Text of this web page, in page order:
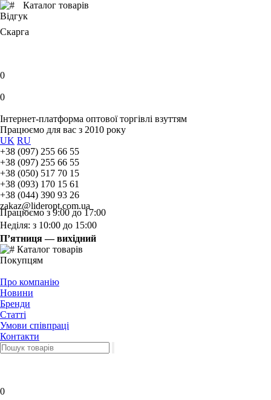
Каталог товарів
Відгук
Скарга
0
0
Інтернет-платформа оптової торгівлі взуттям
Працюємо для вас з 2010 року
UK RU
+38 (097) 255 66 55
+38 (097) 255 66 55
+38 (050) 517 70 15
+38 (093) 170 15 61
+38 (044) 390 93 26
zakaz@lideropt.com.ua
Працюємо з 9:00 до 17:00
Неділя: з 10:00 до 15:00
П’ятниця — вихідний
Каталог товарів
Покупцям
Про компанію
Новини
Бренди
Статті
Умови співпраці
Контакти
0